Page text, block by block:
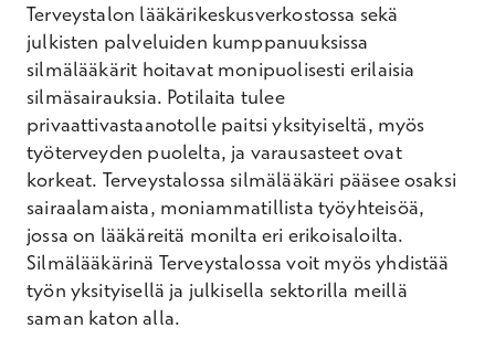
Terveystalon lääkärikeskusverkostossa sekä
julkisten palveluiden kumppanuuksissa
silmälääkärit hoitavat monipuolisesti erilaisia
silmäsairauksia. Potilaita tulee
privaattivastaanotolle paitsi yksityiseltä, myös
työterveyden puolelta, ja varausasteet ovat
korkeat. Terveystalossa silmälääkäri pääsee osaksi
sairaalamaista, moniammatillista työyhteisöä,
jossa on lääkäreitä monilta eri erikoisaloilta.
Silmälääkärinä Terveystalossa voit myös yhdistää
työn yksityisellä ja julkisella sektorilla meillä
saman katon alla.